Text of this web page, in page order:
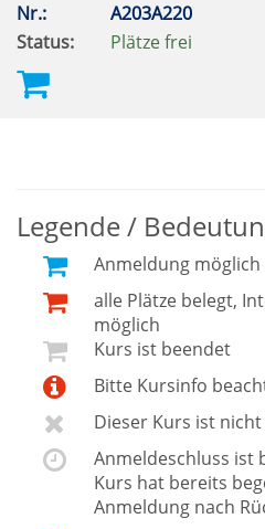
Nr.:
A203A220
Status:
Plätze frei
Legende /
Anmeldung möglich
alle Plätze belegt,
möglich
Kurs ist beendet
Bitte Kursinfo
Dieser Kurs ist
Anmeldeschluss ist
Kurs hat bereits
Anmeldung nach